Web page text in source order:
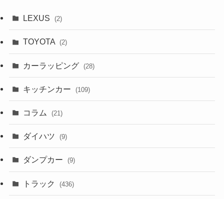
LEXUS (2)
TOYOTA (2)
カーラッピング (28)
キッチンカー (109)
コラム (21)
ダイハツ (9)
ダンプカー (9)
トラック (436)